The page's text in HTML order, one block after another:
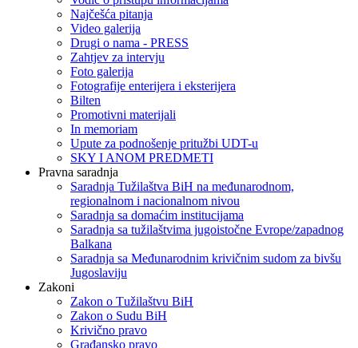
Najčešća pitanja
Video galerija
Drugi o nama - PRESS
Zahtjev za intervju
Foto galerija
Fotografije enterijera i eksterijera
Bilten
Promotivni materijali
In memoriam
Upute za podnošenje pritužbi UDT-u
SKY I ANOM PREDMETI
Pravna saradnja
Saradnja Tužilaštva BiH na međunarodnom,
regionalnom i nacionalnom nivou
Saradnja sa domaćim institucijama
Saradnja sa tužilaštvima jugoistočne Evrope/zapadnog
Balkana
Saradnja sa Međunarodnim krivičnim sudom za bivšu
Jugoslaviju
Zakoni
Zakon o Тužilaštvu BiH
Zakon o Sudu BiH
Krivično pravo
Građansko pravo